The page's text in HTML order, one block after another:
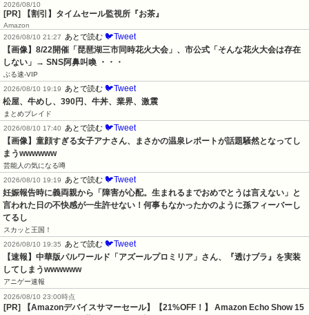
2026/08/10
[PR] 【割引】タイムセール監視所『お茶』
Amazon
2026/08/10 21:27
あとで読む 🐦Tweet
【画像】8/22開催「琵琶湖三市同時花火大会」、市公式「そんな花火大会は存在
しない」→ SNS阿鼻叫喚 ・・・
ぶる速-VIP
2026/08/10 19:19
あとで読む 🐦Tweet
松屋、牛めし、390円、牛丼、業界、激震
まとめブレイド
2026/08/10 17:40
あとで読む 🐦Tweet
【画像】童顔すぎる女子アナさん、まさかの温泉レポートが話題騒然となってし
まうwwwwww
芸能人の気になる噂
2026/08/10 19:19
あとで読む 🐦Tweet
妊娠報告時に義両親から「障害が心配。生まれるまでおめでとうは言えない」と
言われた日の不快感が一生許せない！何事もなかったかのように孫フィーバーし
てるし
スカッと王国！
2026/08/10 19:35
あとで読む 🐦Tweet
【速報】中華版パルワールド「アズールプロミリア」さん、『透けブラ』を実装
してしまうwwwwww
アニゲー速報
2026/08/10 23:00時点
[PR] 【Amazonデバイスサマーセール】【21%OFF！】 Amazon Echo Show 15